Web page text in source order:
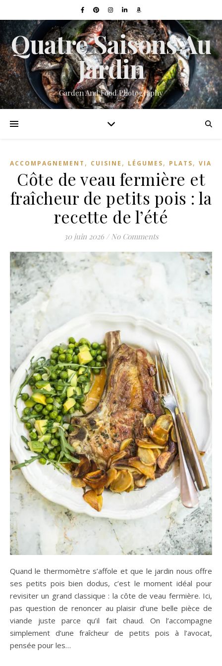
Quatre Saisons Au
Jardin
Garden And Food Photography
ACCOMPAGNEMENT , CUISINE , LÉGUMES, PLATS,
Côte de veau fermière et
fraîcheur de petits pois : la
recette de l’été
30 juin 2026 / No Comments
Quand le thermomètre s’affole et que le jardin nous offre
ses petits pois bien dodus, c’est le moment idéal pour
revisiter un grand classique : la côte de veau fermière. Ici,
pas question de renoncer au plaisir d’une belle pièce de
viande juste parce qu’il fait chaud. On l’accompagne
simplement d’une fraîcheur de petits pois à l’avocat,
pensée pour les…